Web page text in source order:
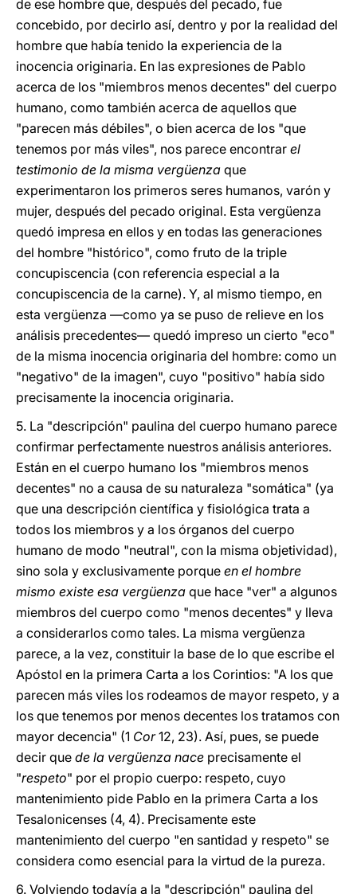
de ese hombre que, después del pecado, fue
concebido, por decirlo así, dentro y por la realidad del
hombre que había tenido la experiencia de la
inocencia originaria. En las expresiones de Pablo
acerca de los "miembros menos decentes" del cuerpo
humano, como también acerca de aquellos que
"parecen más débiles", o bien acerca de los "que
tenemos por más viles", nos parece encontrar el
testimonio de la misma vergüenza que
experimentaron los primeros seres humanos, varón y
mujer, después del pecado original. Esta vergüenza
quedó impresa en ellos y en todas las generaciones
del hombre "histórico", como fruto de la triple
concupiscencia (con referencia especial a la
concupiscencia de la carne). Y, al mismo tiempo, en
esta vergüenza —como ya se puso de relieve en los
análisis precedentes— quedó impreso un cierto "eco"
de la misma inocencia originaria del hombre: como un
"negativo" de la imagen", cuyo "positivo" había sido
precisamente la inocencia originaria.
5. La "descripción" paulina del cuerpo humano parece
confirmar perfectamente nuestros análisis anteriores.
Están en el cuerpo humano los "miembros menos
decentes" no a causa de su naturaleza "somática" (ya
que una descripción científica y fisiológica trata a
todos los miembros y a los órganos del cuerpo
humano de modo "neutral", con la misma objetividad),
sino sola y exclusivamente porque en el hombre
mismo existe esa vergüenza que hace "ver" a algunos
miembros del cuerpo como "menos decentes" y lleva
a considerarlos como tales. La misma vergüenza
parece, a la vez, constituir la base de lo que escribe el
Apóstol en la primera Carta a los Corintios: "A los que
parecen más viles los rodeamos de mayor respeto, y a
los que tenemos por menos decentes los tratamos con
mayor decencia" (1 Cor12, 23). Así, pues, se puede
decir que de la vergüenza nace precisamente el
"respeto" por el propio cuerpo: respeto, cuyo
mantenimiento pide Pablo en la primera Carta a los
Tesalonicenses (4, 4). Precisamente este
mantenimiento del cuerpo "en santidad y respeto" se
considera como esencial para la virtud de la pureza.
6. Volviendo todavía a la "descripción" paulina del